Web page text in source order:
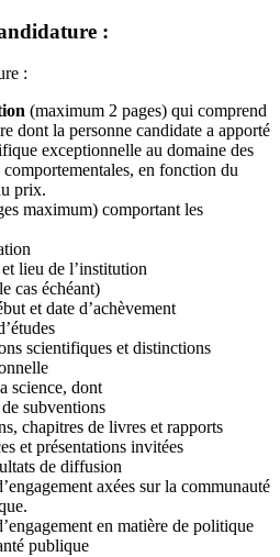
:
:
(maximum 2 pages) qui comprend
dont la personne candidate a apporté
exceptionnelle au domaine des
en fonction du
prix.
maximum) comportant les
lieu de l’institution
cas échéant)
et date d’achèvement
scientifiques et distinctions
science, dont
subventions
chapitres de livres et rapports
et présentations invitées
de diffusion
axées sur la communauté
en matière de politique
publique